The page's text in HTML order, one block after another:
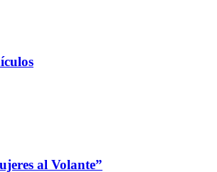
al Volante”